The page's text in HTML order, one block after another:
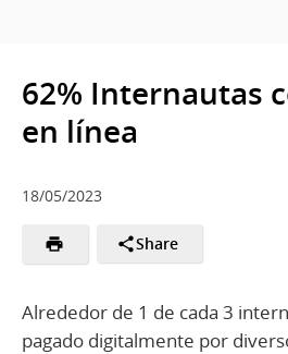
62% Internautas
en línea
18/05/2023
Share
Alrededor de 1 de cada 3
pagado digitalmente por